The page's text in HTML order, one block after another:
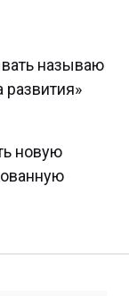
называю
новую